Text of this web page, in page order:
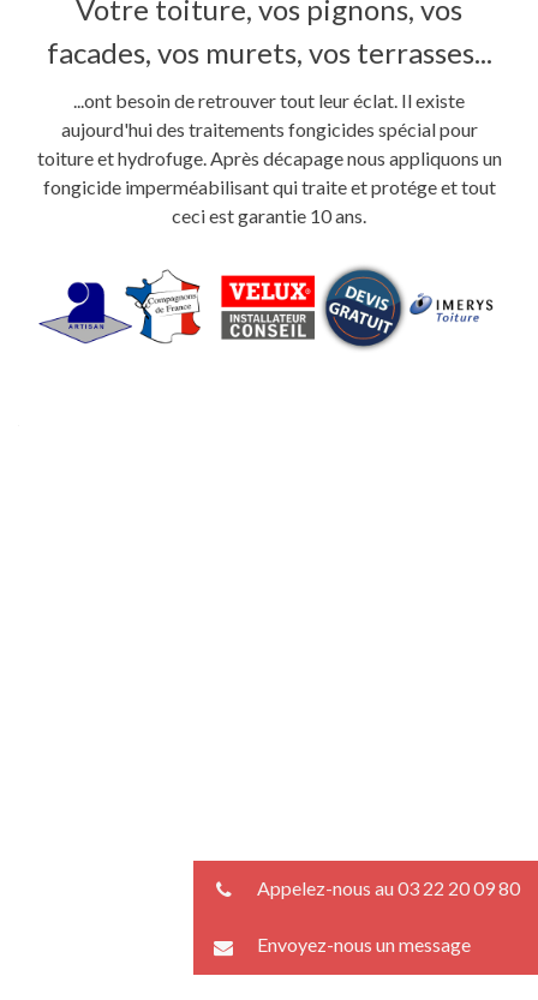
Votre toiture, vos pignons, vos
facades, vos murets, vos terrasses...
...ont besoin de retrouver tout leur éclat. Il existe
aujourd'hui des traitements fongicides spécial pour
toiture et hydrofuge. Après décapage nous appliquons un
fongicide imperméabilisant qui traite et protége et tout
ceci est garantie 10 ans.
Appelez-nous au 03 22 20 09 80
Envoyez-nous un message